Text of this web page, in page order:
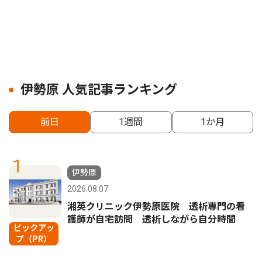
伊勢原 人気記事ランキング
前日 1週間 1か月
1
ピックアッ
プ（PR）
伊勢原
2026.08.07
湘英クリニック伊勢原医院 透析専門の看
護師が自宅訪問 透析しながら自分時間